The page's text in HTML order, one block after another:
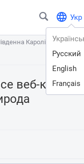
Укр
Русский
English
Français
Кароліна
Кароліна
веб-